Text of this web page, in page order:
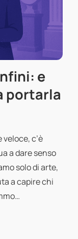
e
portarla
c’è
a dare senso
solo di arte,
a capire chi